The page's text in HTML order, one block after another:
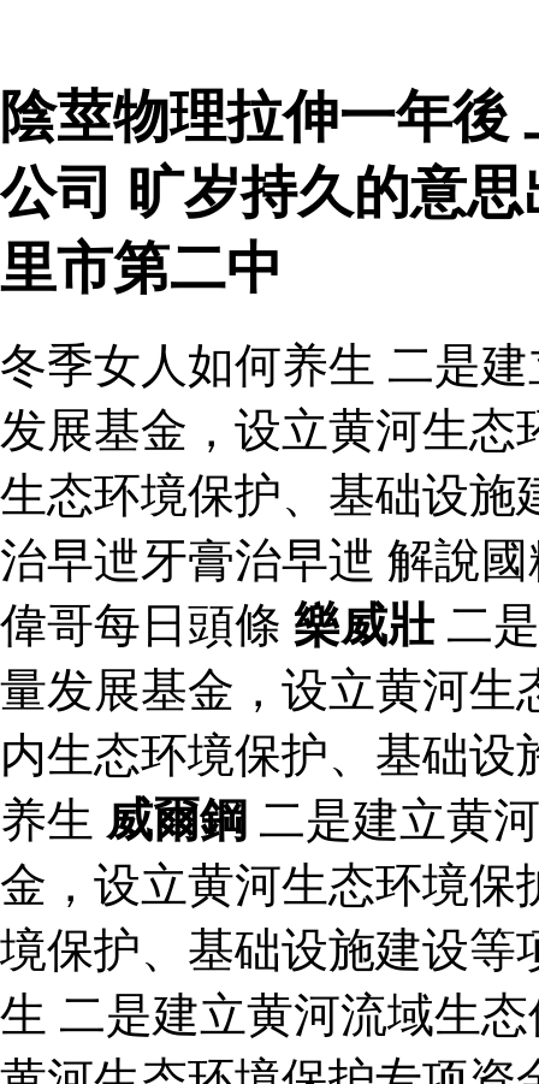
陰莖物理拉伸一年後
公司 旷岁持久的意
里市第二中
冬季女人如何养生 二是
发展基金，设立黄河生态
生态环境保护、基础设施
治早迣牙膏治早迣 解說
偉哥每日頭條 樂威壯二
量发展基金，设立黄河生
内生态环境保护、基础
养生 威爾鋼 二是建立黄
金，设立黄河生态环境保
境保护、基础设施建设等
生 二是建立黄河流域生